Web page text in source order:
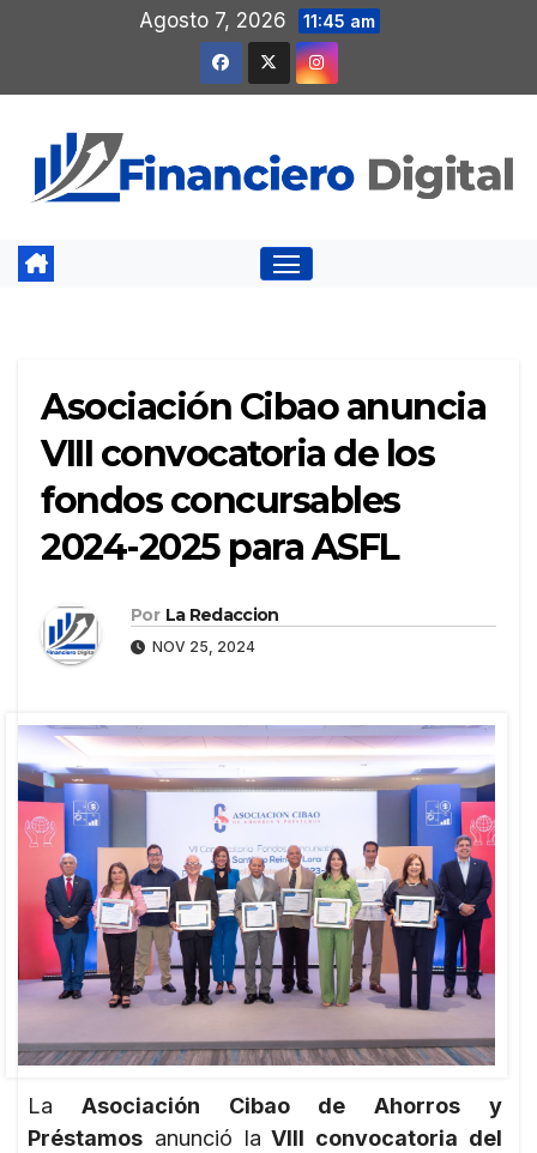
contenido
Agosto 7, 2026 11:45 am
Asociación Cibao anuncia
VIII convocatoria de los
fondos concursables
2024-2025 para ASFL
Por La Redaccion
NOV 25, 2024
La Asociación Cibao de Ahorros y
Préstamos anunció la VIII convocatoria del